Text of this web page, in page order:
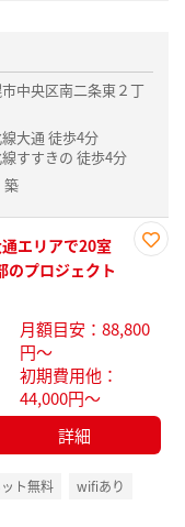
中央区南二条東２丁
大通 徒歩4分
すすきの 徒歩4分
築
録
通エリアで20室
のプロジェクト
月額目安：88,800
円～
初期費用他：
44,000円～
詳細
ト無料
wifiあり